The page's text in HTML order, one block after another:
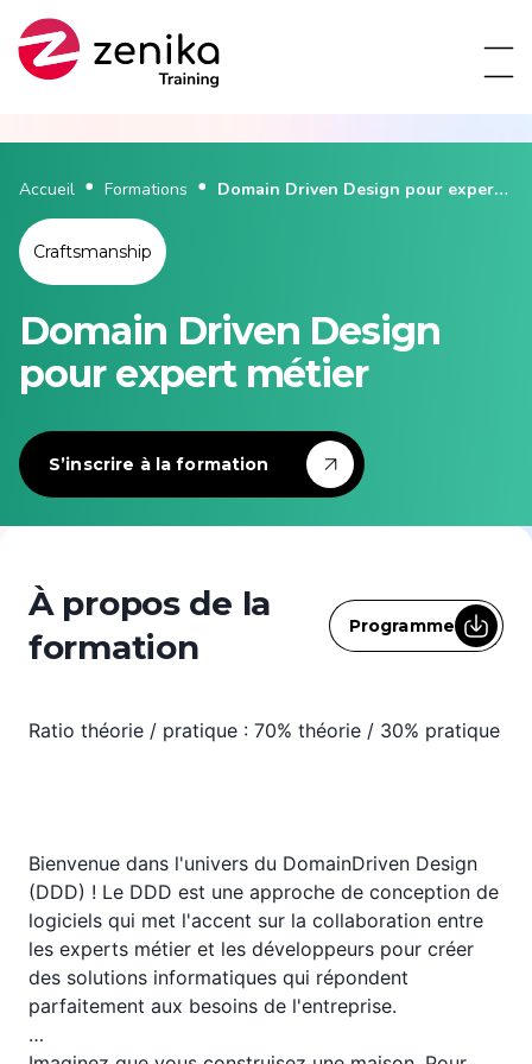
Accueil Formations
Domain Driven Design pour expert
Craftsmanship
Domain Driven Design
pour expert métier
S’inscrire à la formation
À propos de la
formation
Programme
Ratio théorie / pratique : 70% théorie / 30% pratique
Bienvenue dans l'univers du DomainDriven Design
(DDD) ! Le DDD est une approche de conception de
logiciels qui met l'accent sur la collaboration entre
les experts métier et les développeurs pour créer
des solutions informatiques qui répondent
parfaitement aux besoins de l'entreprise.